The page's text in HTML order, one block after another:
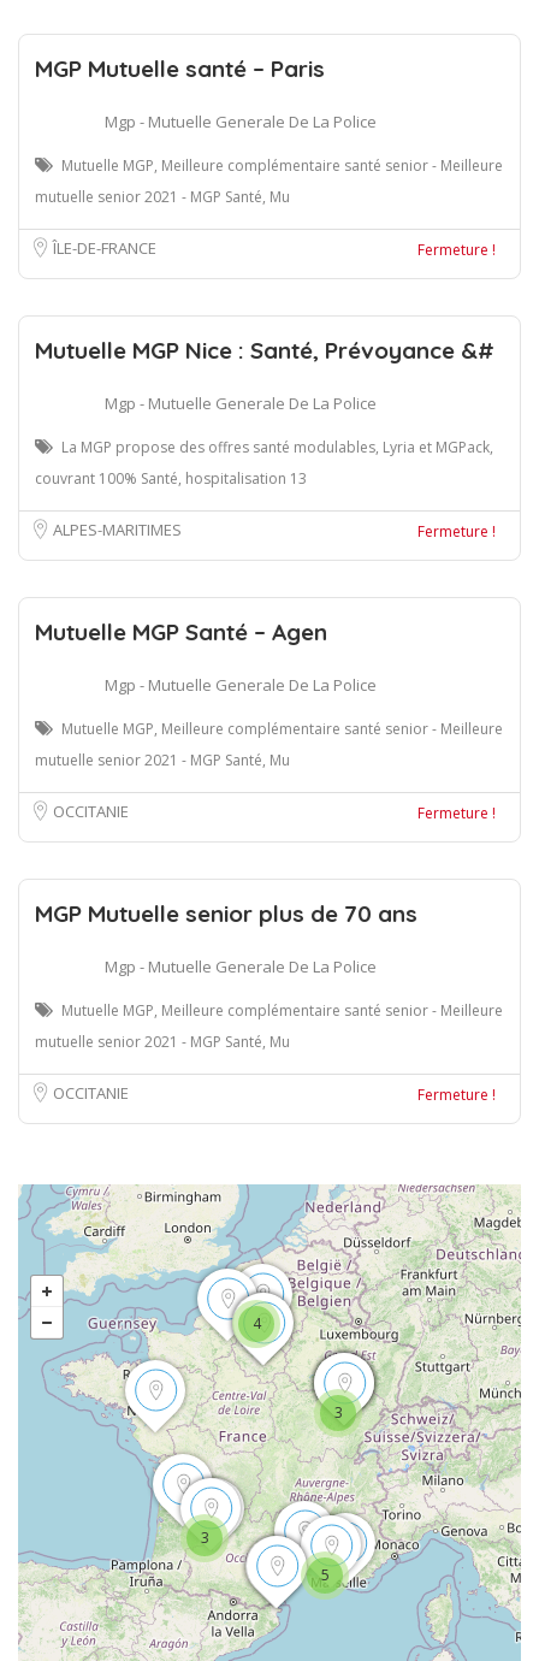
MGP Mutuelle santé – Paris
Mgp - Mutuelle Generale De La Police
Mutuelle MGP, Meilleure complémentaire santé senior - Meilleure
mutuelle senior 2021 - MGP Santé, Mu
ÎLE-DE-FRANCE Fermeture !
Mutuelle MGP Nice : Santé, Prévoyance &#
Mgp - Mutuelle Generale De La Police
La MGP propose des offres santé modulables, Lyria et MGPack,
couvrant 100% Santé, hospitalisation 13
ALPES-MARITIMES Fermeture !
Mutuelle MGP Santé – Agen
Mgp - Mutuelle Generale De La Police
Mutuelle MGP, Meilleure complémentaire santé senior - Meilleure
mutuelle senior 2021 - MGP Santé, Mu
OCCITANIE Fermeture !
MGP Mutuelle senior plus de 70 ans
Mgp - Mutuelle Generale De La Police
Mutuelle MGP, Meilleure complémentaire santé senior - Meilleure
mutuelle senior 2021 - MGP Santé, Mu
OCCITANIE Fermeture !
5
3
4
3